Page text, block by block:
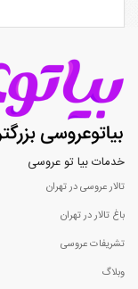
خدمات بیا تو عروسی
تالار عروسی در تهران
باغ تالار در تهران
تشریفات عروسی
وبلاگ